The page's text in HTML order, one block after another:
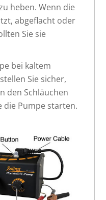
heben. Wenn die
abgeflacht oder
Sie sie
bei kaltem
Sie sicher,
den Schläuchen
die Pumpe starten.